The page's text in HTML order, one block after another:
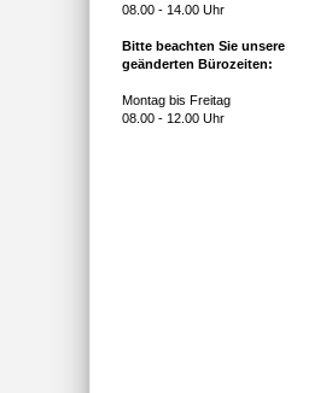
08.00 - 14.00 Uhr
Bitte beachten Sie unsere
geänderten Bürozeiten:
Montag bis Freitag
08.00 - 12.00 Uhr